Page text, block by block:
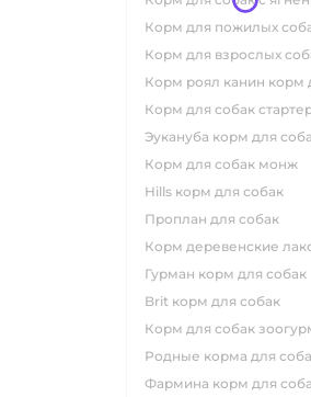
корм для пожилых
корм для взрослых
корм роял канин корм
корм для собак
эукануба корм для
корм для собак монж
hills корм для собак
проплан для собак
корм деревенские
гурман корм для собак
brit корм для собак
корм для собак
родные корма для
фармина корм для